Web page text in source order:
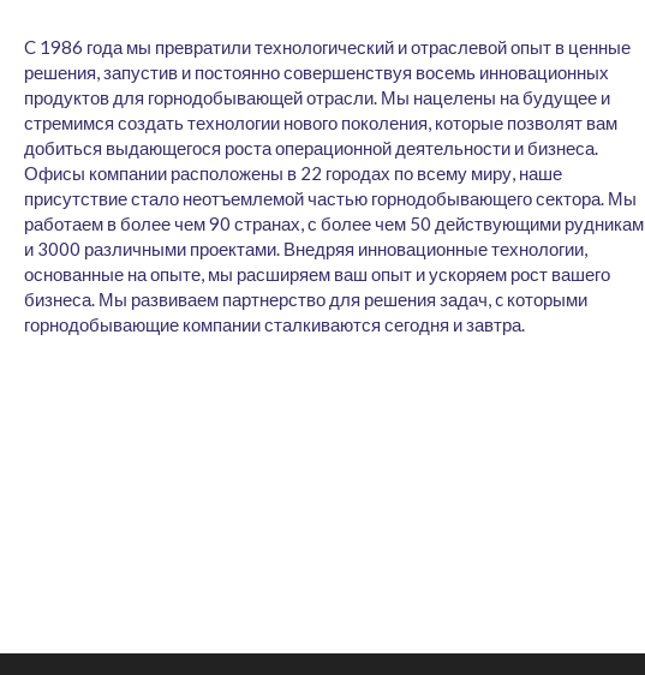
C 1986 года мы превратили технологический и отраслевой опыт в ценные
решения, запустив и постоянно совершенствуя восемь инновационных
продуктов для горнодобывающей отрасли. Мы нацелены на будущее и
стремимся создать технологии нового поколения, которые позволят вам
добиться выдающегося роста операционной деятельности и бизнеса.
Офисы компании расположены в 22 городах по всему миру, наше
присутствие стало неотъемлемой частью горнодобывающего сектора. Мы
работаем в более чем 90 странах, с более чем 50 действующими
и 3000 различными проектами. Внедряя инновационные технологии,
основанные на опыте, мы расширяем ваш опыт и ускоряем рост вашего
бизнеса. Мы развиваем партнерство для решения задач, c которыми
горнодобывающие компании сталкиваются сегодня и завтра.